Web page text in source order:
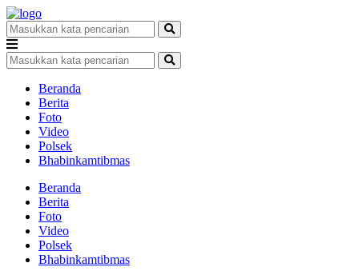
Beranda
Berita
Foto
Video
Polsek
Bhabinkamtibmas
Beranda
Berita
Foto
Video
Polsek
Bhabinkamtibmas